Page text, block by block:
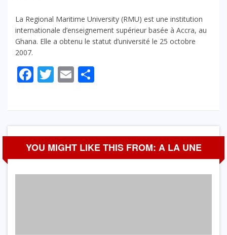
La Regional Maritime University (RMU) est une institution
internationale d’enseignement supérieur basée à Accra, au
Ghana. Elle a obtenu le statut d’université le 25 octobre
2007.
Facebook
Twitter
Email
YOU MIGHT LIKE THIS FROM: A LA UNE